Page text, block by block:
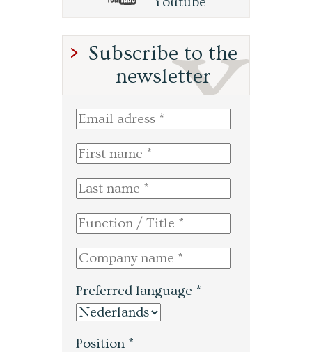
Subscribe to the
newsletter
Preferred language *
Position *